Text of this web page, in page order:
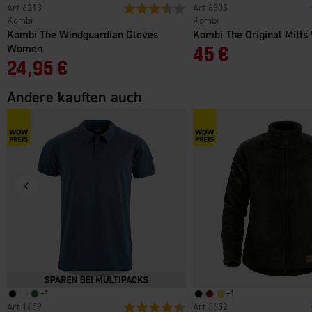
Kombi The Windguardian Gloves
Women
Kombi
6213
24,95 €
Bewertung: 3.3 von 5 Sternen
Kombi The Original Mitts
Kombi
6305
45 €
Andere kauften auch
+1
1659 Bewertung: 4.7 von 5 Sternen
+1
3652